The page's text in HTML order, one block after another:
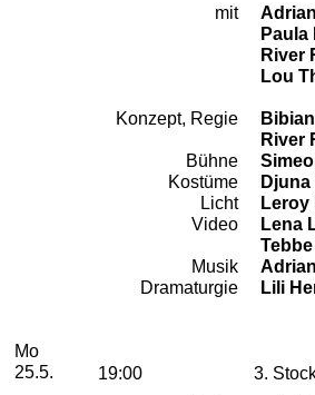
mit
Paula
River
Lou
Team
Konzept, Regie
River
Bühne
Kostüme
Djuna
Licht
Leroy
Video
Lena
Musik
Dramaturgie
Lili
Aufführungen
2026
Mai
Montag, 25. Mai 2026
Mo
25.5.
19:00 3.